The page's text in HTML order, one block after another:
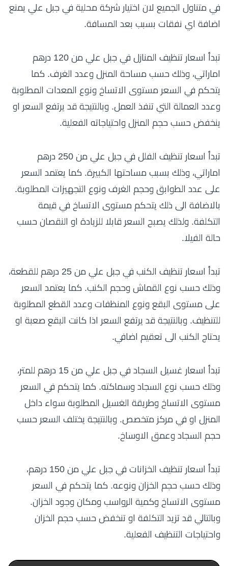
في متناول الجميع لان اختيار شركة محلية في جبل علي يمنع
اضافة اي نفقات بسبب بعد المسافة.
تبدأ اسعار تنظيف المنازل في جبل علي من 120 درهم
اماراتي، وذلك حسب مساحة المنزل وعدد الغرف. كما
يتحكم في السعر مستوى الاتساخ ونوع المعدات المطلوبة
وعدد العمالة التي تنفذ العمل. وبالنتيجة قد يرتفع السعر او
ينخفض حسب حجم المنزل واحتياجاته الفعلية.
تبدأ اسعار تنظيف الفلل في جبل علي من 250 درهم
اماراتي، وذلك بسبب مساحتها الكبيرة. كما يعتمد السعر
على عدد الطوابق وحجم الغرف ونوع التجهيزات المطلوبة.
بالاضافة الى ذلك يتحكم مستوى الاتساخ في قيمة
التكلفة. ولذلك يصبح السعر قابلا للزيادة او النقصان حسب
حالة الفيلا.
تبدأ اسعار تنظيف الكنب في جبل علي من 25 درهم للقطعة،
وذلك حسب نوع القماش وحجم الكنب. كما يعتمد السعر
على مستوى البقع ونوع المنظفات وعدد القطع المطلوبة
للتنظيف. وبالنتيجة قد يرتفع السعر اذا كانت البقع صعبة او
يحتاج الكنب الى تعقيم اضافي.
تبدأ اسعار غسيل السجاد في جبل علي من 15 درهم للمتر،
وذلك حسب نوع السجاد وسماكته. كما يتحكم في السعر
مستوى الاتساخ وطريقة الغسيل المطلوبة سواء داخل
المنزل او في مركز متخصص. وبالنتيجة يختلف السعر حسب
حجم السجاد وعمق الاوساخ.
تبدأ اسعار تنظيف الخزانات في جبل علي من 150 درهم،
وذلك حسب حجم الخزان ونوعه. كما يتحكم في السعر
مستوى الاتساخ وكمية الرواسب ومكان وجود الخزان.
وبالتالي قد تزيد التكلفة او تنخفض حسب حجم الخزان
واحتياجات التنظيف الفعلية.